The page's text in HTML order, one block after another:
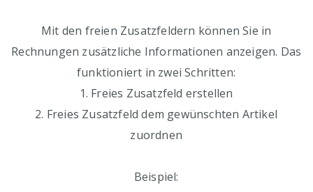
Mit den freien Zusatzfeldern können Sie in
Rechnungen zusätzliche Informationen anzeigen. Das
funktioniert in zwei Schritten:
1. Freies Zusatzfeld erstellen
2. Freies Zusatzfeld dem gewünschten Artikel
zuordnen
Beispiel: